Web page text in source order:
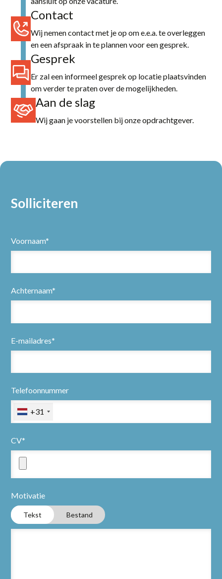
Contact
Wij nemen contact met je op om e.e.a. te overleggen
en een afspraak in te plannen voor een gesprek.
Gesprek
Er zal een informeel gesprek op locatie plaatsvinden
om verder te praten over de mogelijkheden.
Aan de slag
Wij gaan je voorstellen bij onze opdrachtgever.
Solliciteren
Voornaam*
Achternaam*
E-mailadres*
Telefoonnummer
+31
CV*
Motivatie
Tekst Bestand